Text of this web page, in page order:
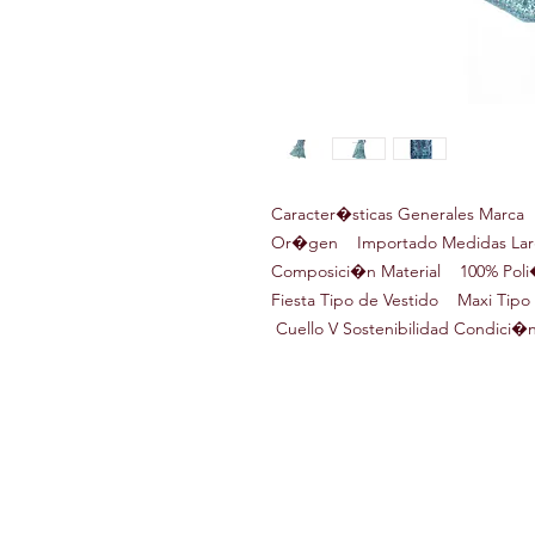
Caracter�sticas Generales
Or�gen Importado Medidas
Composici�n Material 100%
Fiesta Tipo de Vestido Maxi
Cuello V Sostenibilidad